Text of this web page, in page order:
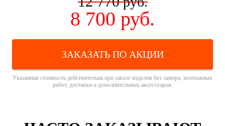
8 700 руб.
ЗАКАЗАТЬ ПО АКЦИИ
Указанная стоимость действительна при заказе изделия без замера, монтажных
работ, доставки и дополнительных аксессуаров.